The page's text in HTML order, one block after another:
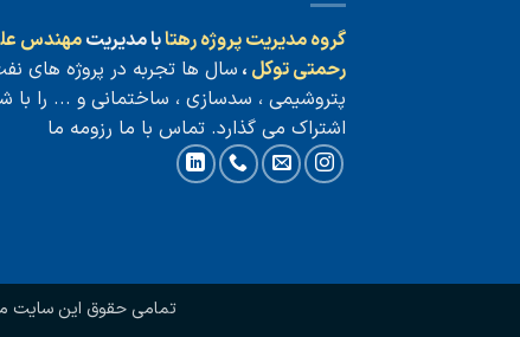
گروه مدیریت پروژه رهتابا مدیریتمهندس
رحمتی توکل ، سال ها تجربه در پروژه های
پتروشیمی ، سدسازی ، ساختمانی و ... را با
اشتراک می گذارد. تماس با ما رزومه ما
تمامی حقوق این سایت